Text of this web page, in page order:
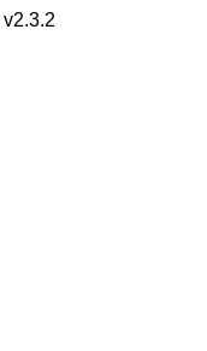
v2.3.2